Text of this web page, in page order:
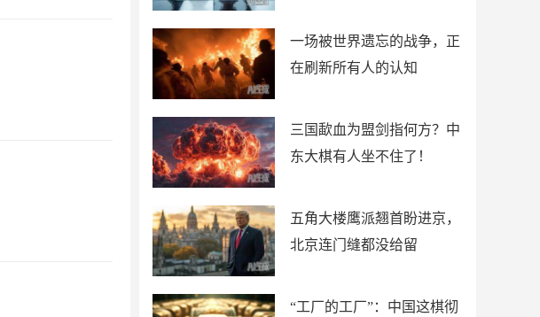
一场被世界遗忘的战争，正
在刷新所有人的认知
三国歃血为盟剑指何方？中
东大棋有人坐不住了！
五角大楼鹰派翘首盼进京，
北京连门缝都没给留
“工厂的工厂”：中国这棋彻